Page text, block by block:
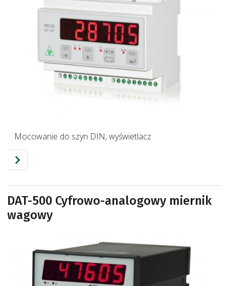
Mocowanie do szyn DIN, wyświetlacz
DAT-500 Cyfrowo-analogowy miernik
wagowy